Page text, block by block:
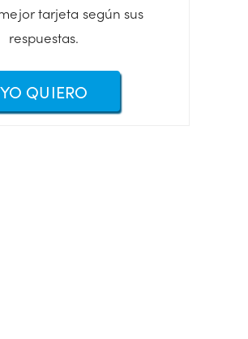
tarjeta según sus
respuestas.
YO QUIERO